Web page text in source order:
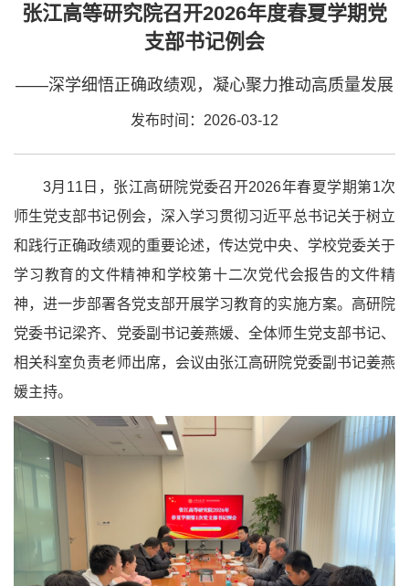
张江高等研究院召开2026年度春夏学期党
支部书记例会
——深学细悟正确政绩观，凝心聚力推动高质量发展
发布时间：2026-03-12
3月11日，张江高研院党委召开2026年春夏学期第1次
师生党支部书记例会，深入学习贯彻习近平总书记关于树立
和践行正确政绩观的重要论述，传达党中央、学校党委关于
学习教育的文件精神和学校第十二次党代会报告的文件精
神，进一步部署各党支部开展学习教育的实施方案。高研院
党委书记梁齐、党委副书记姜燕媛、全体师生党支部书记、
相关科室负责老师出席，会议由张江高研院党委副书记姜燕
媛主持。